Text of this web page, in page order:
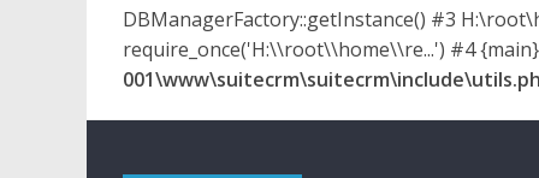
t
e
DBManagerFactory::getInstance() #3
require_once('H:\\root\\home\\re...') #4